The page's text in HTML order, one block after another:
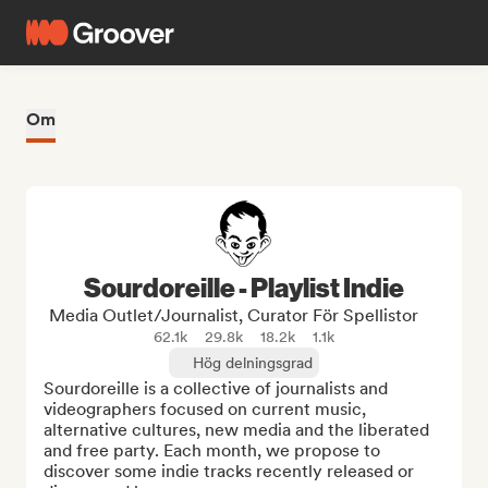
Om
Sourdoreille - Playlist Indie
Media Outlet/Journalist, Curator För Spellistor
62.1k 29.8k 18.2k
1.1k
Hög delningsgrad
Sourdoreille is a collective of journalists and
videographers focused on current music,
alternative cultures, new media and the liberated
and free party. Each month, we propose to
discover some indie tracks recently released or